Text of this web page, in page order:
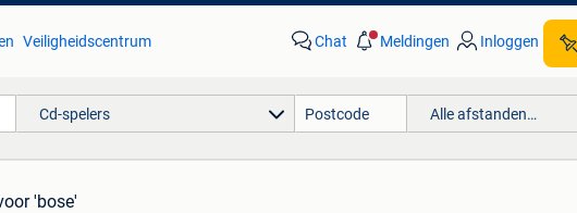
Veiligheidscentrum Chat Meldingen Inloggen
Cd-spelers Alle afstanden…
'bose'